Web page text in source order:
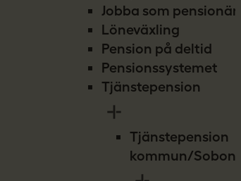
Jobba som pensionär
Löneväxling
Pension på deltid
Pensionssystemet
Tjänstepension
Tjänstepension
kommun/Sobona